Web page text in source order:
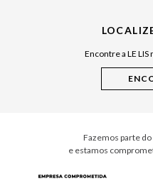
Cuidados CasaEncontre a LE
Fazemos parte do
e estamos